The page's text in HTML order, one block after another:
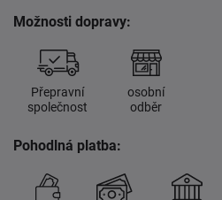
Možnosti dopravy:
Přepravní
společnost
osobní
odběr
Pohodlná platba: